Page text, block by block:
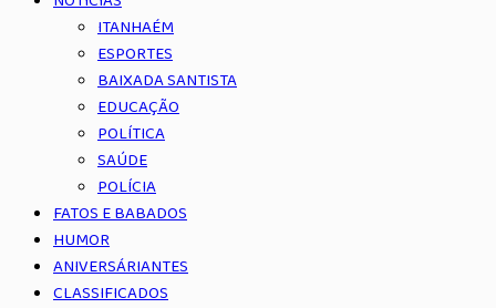
ITANHAÉM
ESPORTES
BAIXADA SANTISTA
EDUCAÇÃO
POLÍTICA
SAÚDE
POLÍCIA
FATOS E BABADOS
HUMOR
ANIVERSÁRIANTES
CLASSIFICADOS